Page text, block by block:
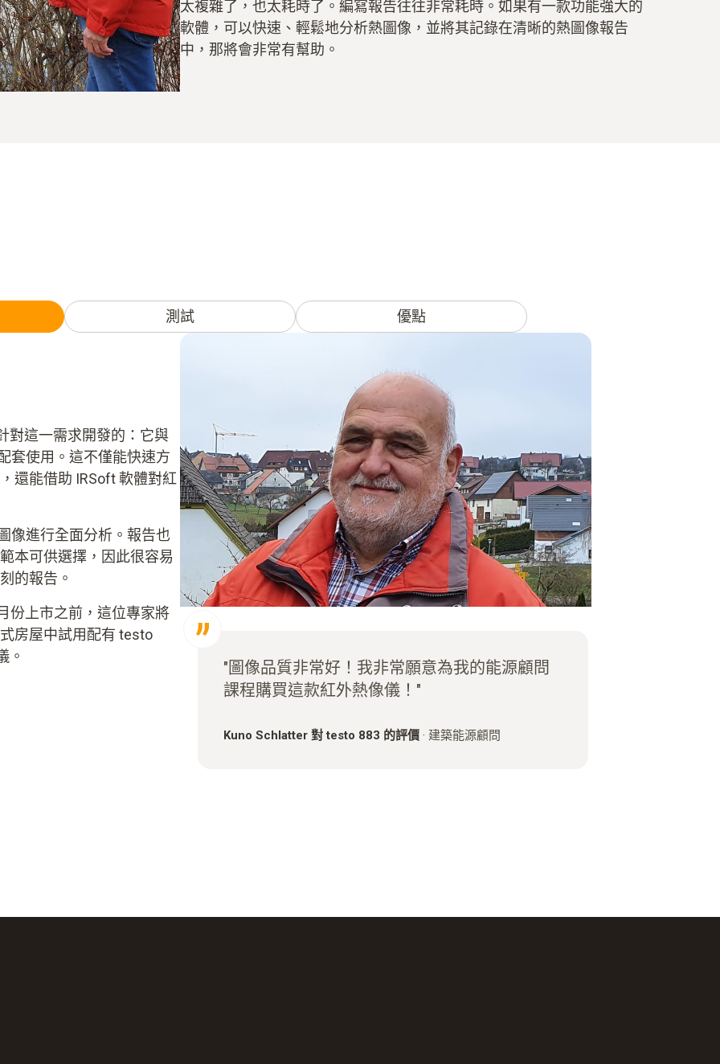
太複雜了，也太耗時了。編寫報告往往非常耗時。如果有一款功能強大的
軟體，可以快速、輕鬆地分析熱圖像，並將其記錄在清晰的熱圖像報告
中，那將會非常有幫助。
測試 優點
"圖像品質非常好！我非常願意為我的能源顧問
課程購買這款紅外熱像儀！"
Kuno Schlatter 對 testo 883 的評價 · 建築能源顧問
對這一需求開發的：它與
套使用。這不僅能快速方
還能借助 IRSoft 軟體對紅
像進行全面分析。報告也
本可供選擇，因此很容易
的報告。
份上市之前，這位專家將
房屋中試用配有 testo
。